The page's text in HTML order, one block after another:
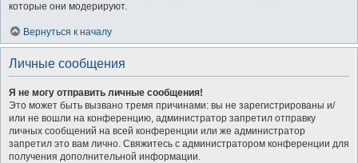
которые они модерируют.
Вернуться к началу
Личные сообщения
Я не могу отправить личные сообщения!
Это может быть вызвано тремя причинами: вы не зарегистрированы и/
или не вошли на конференцию, администратор запретил отправку
личных сообщений на всей конференции или же администратор
запретил это вам лично. Свяжитесь с администратором конференции для
получения дополнительной информации.